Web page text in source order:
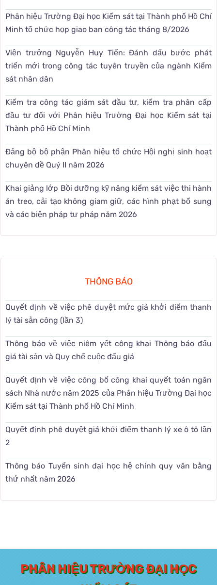
Phân hiệu Trường Đại học Kiểm sát tại Thành phố Hồ Chí
Minh tổ chức họp giao ban công tác tháng 8/2026
Viện trưởng Nguyễn Huy Tiến: Đánh dấu bước phát
triển mới trong công tác tuyên truyền của ngành Kiểm
sát nhân dân
Kiểm tra công tác giám sát đầu tư, kiểm tra phân cấp
đầu tư đối với Phân hiệu Trường Đại học Kiểm sát tại
Thành phố Hồ Chí Minh
Đảng bộ bộ phận Phân hiệu tổ chức Hội nghị sinh hoạt
chuyên đề Quý II năm 2026
Khai giảng lớp Bồi dưỡng kỹ năng kiểm sát việc thi hành
án treo, cải tạo không giam giữ, các hình phạt bổ sung
và các biện pháp tư pháp năm 2026
THÔNG BÁO
Quyết định về việc phê duyệt mức giá khởi điểm thanh
lý tài sản công (lần 3)
Thông báo về việc niêm yết công khai Thông báo đấu
giá tài sản và Quy chế cuộc đấu giá
Quyết định về việc công bố công khai quyết toán ngân
sách Nhà nước năm 2025 của Phân hiệu Trường Đại học
Kiểm sát tại Thành phố Hồ Chí Minh
Quyết định phê duyệt giá khởi điểm thanh lý xe ô tô lần
2
Thông báo Tuyển sinh đại học hệ chính quy văn bằng
thứ nhất năm 2026
PHÂN HIỆU TRƯỜNG ĐẠI HỌC